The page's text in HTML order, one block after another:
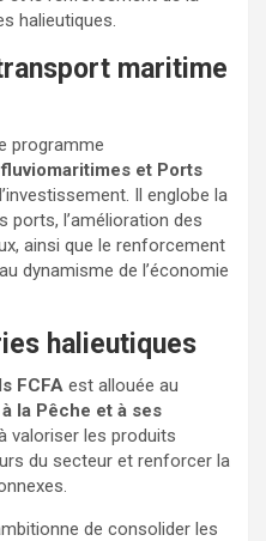
halieutiques.
maritime
programme
et Ports
Il englobe la
ports, l’amélioration des
ainsi que le renforcement
dynamisme de l’économie
halieutiques
FCFA est allouée au
la Pêche et à ses
valoriser les produits
du secteur et renforcer la
de consolider les